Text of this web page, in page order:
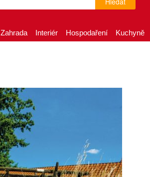
Zahrada Interiér Hospodaření Kuchyně